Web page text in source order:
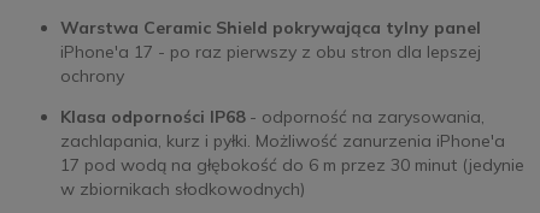
Warstwa Ceramic Shield pokrywająca tylny panel
iPhone'a 17 - po raz pierwszy z obu stron dla lepszej
ochrony
Klasa odporności IP68- odporność na zarysowania,
zachlapania, kurz i pyłki. Możliwość zanurzenia iPhone'a
17 pod wodą na głębokość do 6 m przez 30 minut (jedynie
w zbiornikach słodkowodnych)